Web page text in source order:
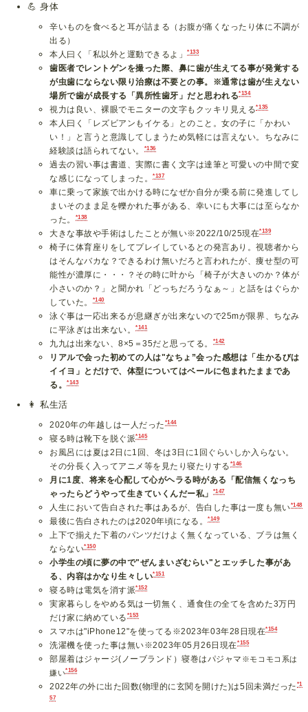
💪身体
辛いものを食べると耳が詰まる（お腹が痛くなったり体に不調が
出る）
本人曰く「私以外と運動できるよ」*133
歯医者でレントゲンを撮った際、鼻に歯が生えてる事が発覚する
が虫歯にならない限り治療は不要との事。※通常は歯が生えない
場所で歯が成長する「異所性歯牙」だと思われる*134
視力は良い、裸眼でモニターの文字もクッキリ見える*135
本人曰く「レズビアンもイケる」とのこと。女の子に「かわい
い！」と言うと意識してしまうため気軽には言えない。ちなみに
経験談は語られてない。
*136
過去の習い事は書道、実際に書く文字は達筆と可愛いの中間で変
な感じになってしまった。*137
車に乗って家族で出かける時になぜか自分が乗る前に発進してし
まいそのまま足を轢かれた事がある、幸いにも大事には至らなか
った。
*138
大きな事故や手術はしたことが無い※2022/10/25現在*139
椅子に体育座りをしてプレイしているとの発言あり。視聴者から
はそんなバカな？できるわけ無いだろと言われたが、痩せ型の可
能性が濃厚に・・・？その時に叶から「椅子が大きいのか？体が
小さいのか？」と聞かれ「どっちだろうなぁ～」と話をはぐらか
していた。
*140
泳ぐ事は一応出来るが息継ぎが出来ないので25mが限界、ちなみ
に平泳ぎは出来ない。*141
九九は出来ない、8×5＝35だと思ってる。 *142
リアルで会った初めての人は"なちょ”会った感想は「生かるびは
イイヨ」とだけで、体型についてはベールに包まれたままであ
る。*143
👩私生活
2020年の年越しは一人だった *144
寝る時は靴下を脱ぐ派*145
お風呂には夏は2日に1回、冬は3日に1回ぐらいしか入らない。
その分長く入ってアニメ等を見たり寝たりする *146
月に1度、将来を心配して心がヘラる時がある「配信無くなっち
ゃったらどうやって生きていくんだー私」
*147
人生において告白された事はあるが、告白した事は一度も無い*148
最後に告白されたのは2020年頃になる。*149
上下で揃えた下着のパンツだけよく無くなっている、ブラは無く
ならない*150
小学生の頃に夢の中で"ぜんまいざむらい"とエッチした事があ
る、内容はかなり生々しい*151
寝る時は電気を消す派*152
実家暮らしをやめる気は一切無く、通食住の全てを含めた3万円
だけ家に納めている *153
スマホは"iPhone12"を使ってる※2023年03年28日現在*154
洗濯機を使った事は無い※2023年05月26日現在*155
部屋着はジャージ(ノーブランド）寝巻はパジャマ ※モコモコ系は
嫌い*156
2022年の外に出た回数(物理的に玄関を開けた)は5回未満だった *1
57